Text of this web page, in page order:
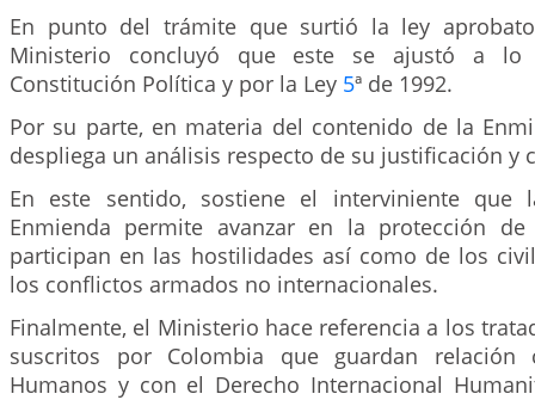
En punto del trámite que surtió la ley
Ministerio concluyó que este se ajustó a lo
Constitución Política y por la Ley 5ª de 1992.
Por su parte, en materia del contenido de la
despliega un análisis respecto de su justificación y
En este sentido, sostiene el interviniente que
Enmienda permite avanzar en la protección
participan en las hostilidades así como de los
los conflictos armados no internacionales.
Finalmente, el Ministerio hace referencia a los
suscritos por Colombia que guardan relación
Humanos y con el Derecho Internacional